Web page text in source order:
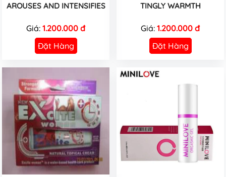
AROUSES AND INTENSIFIES
Giá: 1.200.000 đ
Đặt Hàng
TINGLY WARMTH
Giá: 1.200.000 đ
Đặt Hàng